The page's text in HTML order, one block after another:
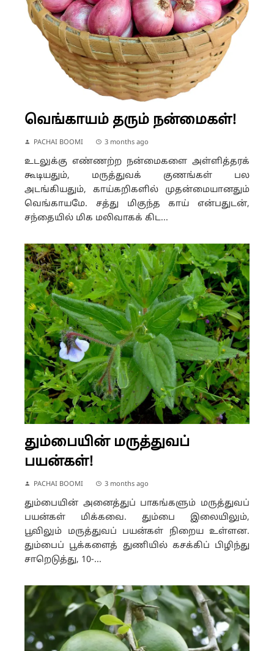
வெங்காயம் தரும் நன்மைகள்!
PACHAI BOOMI 3 months ago
உடலுக்கு எண்ணற்ற நன்மைகளை அள்ளித்தரக்
கூடியதும், மருத்துவக் குணங்கள் பல
அடங்கியதும், காய்கறிகளில் முதன்மையானதும்
வெங்காயமே. சத்து மிகுந்த காய் என்பதுடன்,
சந்தையில் மிக மலிவாகக் கிட...
தும்பையின் மருத்துவப்
பயன்கள்!
PACHAI BOOMI 3 months ago
தும்பையின் அனைத்துப் பாகங்களும் மருத்துவப்
பயன்கள் மிக்கவை. தும்பை இலையிலும்,
பூவிலும் மருத்துவப் பயன்கள் நிறைய உள்ளன.
தும்பைப் பூக்களைத் துணியில் கசக்கிப் பிழிந்து
சாறெடுத்து, 10-...